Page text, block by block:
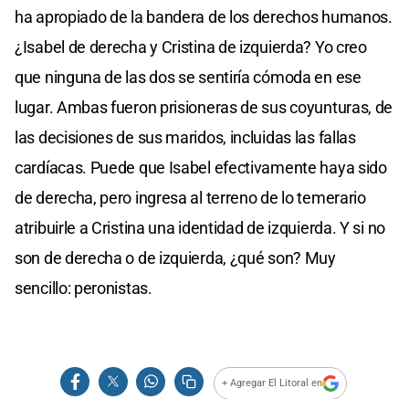
ha apropiado de la bandera de los derechos humanos.
¿Isabel de derecha y Cristina de izquierda? Yo creo
que ninguna de las dos se sentiría cómoda en ese
lugar. Ambas fueron prisioneras de sus coyunturas, de
las decisiones de sus maridos, incluidas las fallas
cardíacas. Puede que Isabel efectivamente haya sido
de derecha, pero ingresa al terreno de lo temerario
atribuirle a Cristina una identidad de izquierda. Y si no
son de derecha o de izquierda, ¿qué son? Muy
sencillo: peronistas.
+ Agregar El Litoral en